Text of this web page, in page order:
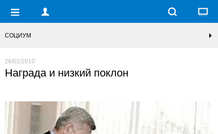
СОЦИУМ
26/02/2010
Награда и низкий поклон